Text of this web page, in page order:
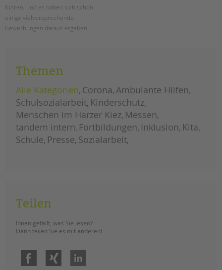
führen; und es haben sich schon
einige vielversprechende
Bewerbungen daraus ergeben.
beim
berlin-
Themen
Alle Kategorien Corona Ambulante Hilfen
Schulsozialarbeit Kinderschutz
Menschen im Harzer Kiez Messen
tandem intern Fortbildungen Inklusion Kita
Schule Presse Sozialarbeit
Teilen
Ihnen gefällt, was Sie lesen?
Dann teilen Sie es mit anderen!
Facebook Xing